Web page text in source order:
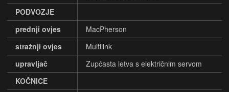
PODVOZJE
prednji ovjes
MacPherson
stražnji ovjes
Multilink
upravljač
Zupčasta letva s električnim servom
KOČNICE